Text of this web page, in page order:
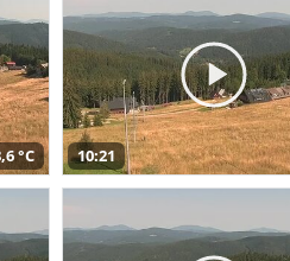
°C 10:21